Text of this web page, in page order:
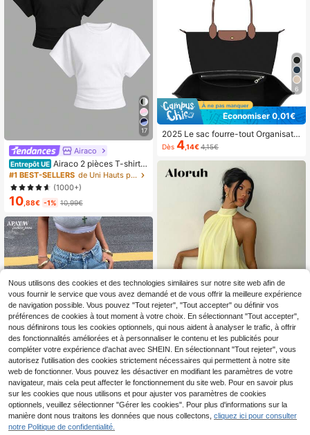
17
Airaco
Entrepôt UE Airaco 2 pièces T-shirts
à col rond noir et blanc, décontract
és et polyvalents, à manches court
es, pour l'été
#1 BEST-SELLERS
de Uni Hauts pour femmes
(1000+)
10 ,88€ -1% 10,99€
8
Entrepôt UE Short bermuda en jean c
6
Économiser 0,01€
2025 Le sac fourre-tout Organisate
ur, Organisateur de sac à main en fe
utre multi-poches avec fermeture é
clair, porte-gobelet, accessoire de v
oyage essentiel
Dès 4,14€ 4,15€
34
#Élégance estivale
Entrepôt UE Aloruh Robe mini élégan
te en mousseline jaune pâle avec li
en autour du cou pour femmes, robe
d'été pour vacances, sorties noctur
nes, mariage, fête, anniversaire, lun
#1 BEST-SELLERS
20,29€
Nous utilisons des cookies et des technologies similaires sur notre site web afin de
vous fournir le service que vous avez demandé et de vous offrir la meilleure expérience
de navigation possible. Vous pouvez "Tout rejeter", "Tout accepter" ou définir vos
préférences de cookies à tout moment à votre choix. En sélectionnant "Tout accepter",
nous définirons tous les cookies optionnels, qui nous aident à analyser le trafic, à offrir
des fonctionnalités améliorées et à personnaliser le contenu et les publicités pour
compléter votre expérience d'achat avec SHEIN. En sélectionnant "Tout rejeter", vous
autorisez l'utilisation des cookies strictement nécessaires qui permettent à notre site
web de fonctionner. Vous pouvez les désactiver en modifiant les paramètres de votre
navigateur, mais cela peut affecter le fonctionnement du site web. Pour en savoir plus
sur les cookies que nous utilisons et pour ajuster vos paramètres de cookies
optionnels, veuillez sélectionner "Gérer les cookies". Pour plus d'informations sur la
manière dont nous traitons les données que nous collectons, cliquez ici pour consulter
notre Politique de confidentialité.